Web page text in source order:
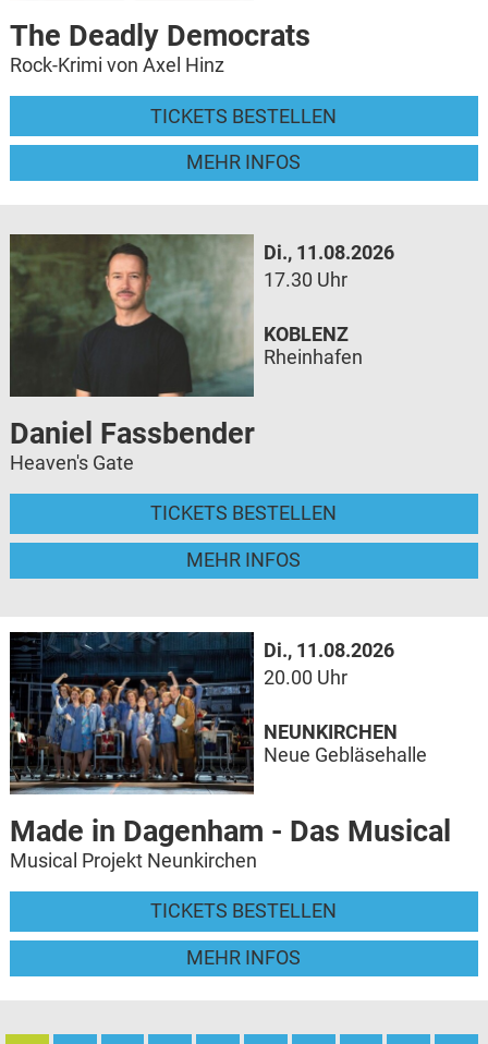
The Deadly Democrats
Rock-Krimi von Axel Hinz
TICKETS BESTELLEN
MEHR INFOS
Di., 11.08.2026
17.30 Uhr
Daniel Fassbender
Heaven's Gate
TICKETS BESTELLEN
MEHR INFOS
KOBLENZ
Rheinhafen
Di., 11.08.2026
20.00 Uhr
Made in Dagenham - Das Musical
Musical Projekt Neunkirchen
TICKETS BESTELLEN
MEHR INFOS
NEUNKIRCHEN
Neue Gebläsehalle